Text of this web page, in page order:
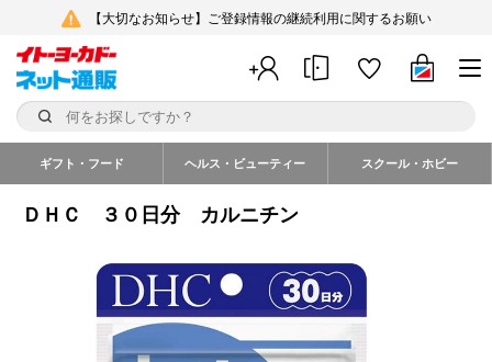
【大切なお知らせ】ご登録情報の継続利用に関するお願い
ギフト・フード ヘルス・ビューティー スクール・ホビー
ＤＨＣ ３０日分 カルニチン